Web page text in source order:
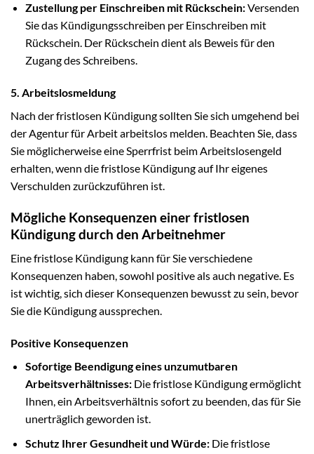
Zustellung per Einschreiben mit Rückschein:Versenden
Sie das Kündigungsschreiben per Einschreiben mit
Rückschein. Der Rückschein dient als Beweis für den
Zugang des Schreibens.
5. Arbeitslosmeldung
Nach der fristlosen Kündigung sollten Sie sich umgehend bei
der Agentur für Arbeit arbeitslos melden. Beachten Sie, dass
Sie möglicherweise eine Sperrfrist beim Arbeitslosengeld
erhalten, wenn die fristlose Kündigung auf Ihr eigenes
Verschulden zurückzuführen ist.
Mögliche Konsequenzen einer fristlosen
Kündigung durch den Arbeitnehmer
Eine fristlose Kündigung kann für Sie verschiedene
Konsequenzen haben, sowohl positive als auch negative. Es
ist wichtig, sich dieser Konsequenzen bewusst zu sein, bevor
Sie die Kündigung aussprechen.
Positive Konsequenzen
Sofortige Beendigung eines unzumutbaren
Arbeitsverhältnisses:Die fristlose Kündigung ermöglicht
Ihnen, ein Arbeitsverhältnis sofort zu beenden, das für Sie
unerträglich geworden ist.
Schutz Ihrer Gesundheit und Würde:Die fristlose